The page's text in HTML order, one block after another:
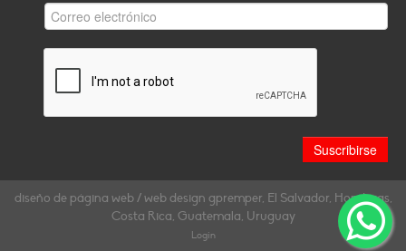
diseño de página web / web design gpremper, El Salvador, Honduras,
Costa Rica, Guatemala, Uruguay
Login